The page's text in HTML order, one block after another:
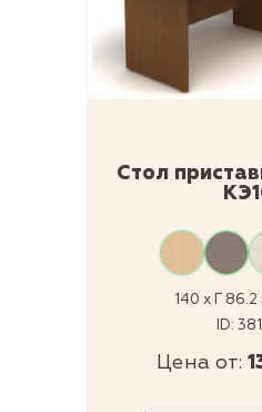
Стол
140 x Г 86.2
ID:
Цена от: